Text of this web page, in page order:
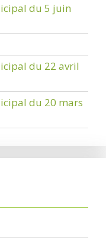
du 5 juin
du 22 avril
du 20 mars